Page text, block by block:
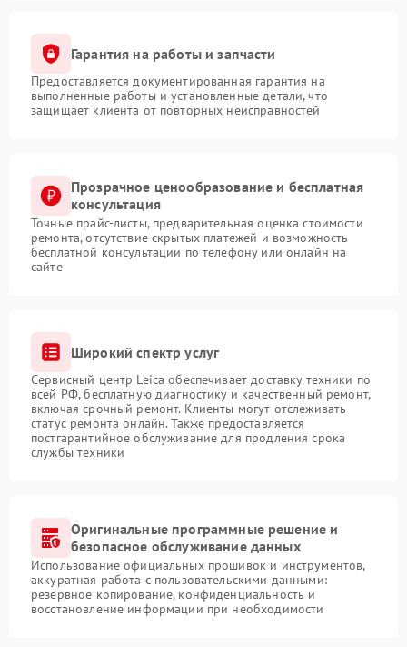
Гарантия на работы и запчасти
Предоставляется документированная гарантия на
выполненные работы и установленные детали, что
защищает клиента от повторных неисправностей
Прозрачное ценообразование и бесплатная
консультация
Точные прайс-листы, предварительная оценка стоимости
ремонта, отсутствие скрытых платежей и возможность
бесплатной консультации по телефону или онлайн на
сайте
Широкий спектр услуг
Сервисный центр Leica обеспечивает доставку техники по
всей РФ, бесплатную диагностику и качественный ремонт,
включая срочный ремонт. Клиенты могут отслеживать
статус ремонта онлайн. Также предоставляется
постгарантийное обслуживание для продления срока
службы техники
Оригинальные программные решение и
безопасное обслуживание данных
Использование официальных прошивок и инструментов,
аккуратная работа с пользовательскими данными:
резервное копирование, конфиденциальность и
восстановление информации при необходимости